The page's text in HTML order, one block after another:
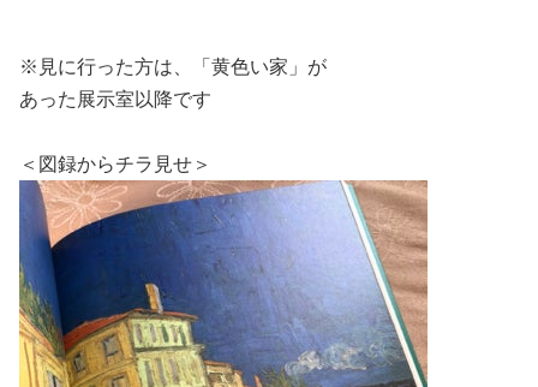
※見に行った方は、「黄色い家」が
あった展示室以降です
＜図録からチラ見せ＞